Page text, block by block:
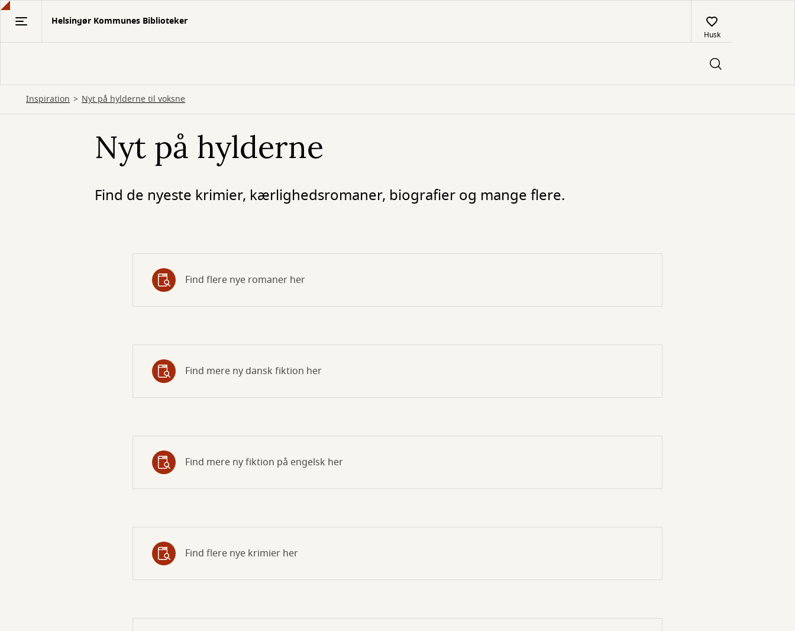
Gå
Helsingør Kommunes Biblioteker
Husk
Inspiration Nyt på hylderne til voksne
Nyt på hylderne
Find de nyeste krimier, kærlighedsromaner, biografier og mange flere.
Find flere nye romaner her
Find mere ny dansk fiktion her
Find mere ny fiktion på engelsk her
Find flere nye krimier her